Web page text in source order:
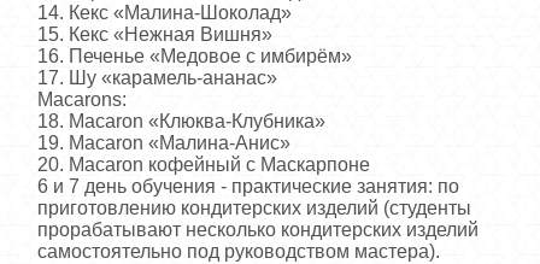
14. Кекс «Малина-Шоколад»
15. Кекс «Нежная Вишня»
16. Печенье «Медовое с имбирём»
17. Шу «карамель-ананас»
Macarons:
18. Macaron «Клюква-Клубника»
19. Macaron «Малина-Анис»
20. Macaron кофейный с Маскарпоне
6 и 7 день обучения - практические занятия: по
приготовлению кондитерских изделий (студенты
прорабатывают несколько кондитерских изделий
самостоятельно под руководством мастера).